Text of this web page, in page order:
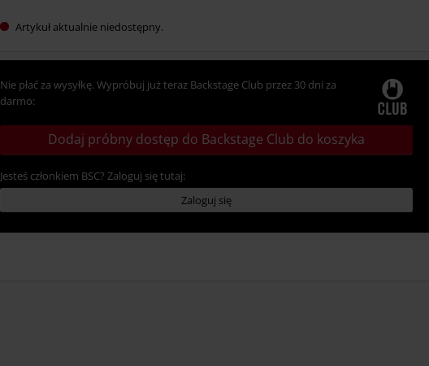
Artykuł aktualnie niedostępny.
Nie płać za wysyłkę. Wypróbuj już teraz Backstage Club przez 30 dni za
darmo:
Dodaj próbny dostęp do Backstage Club do koszyka
Jesteś członkiem BSC? Zaloguj się tutaj:
Zaloguj się